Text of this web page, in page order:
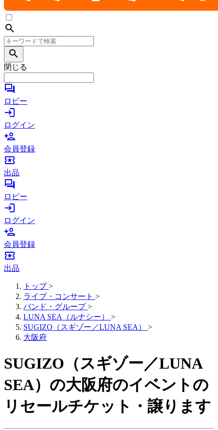
search
search
閉じる
forum
ロビー
login
ログイン
person_add
会員登録
local_activity
出品
forum
ロビー
login
ログイン
person_add
会員登録
local_activity
出品
トップ >
ライブ・コンサート >
バンド・グループ >
LUNA SEA（ルナシー）
>
SUGIZO（スギゾー／LUNA SEA）
>
大阪府
SUGIZO（スギゾー／LUNA
SEA）の大阪府のイベントの
リセールチケット・譲ります